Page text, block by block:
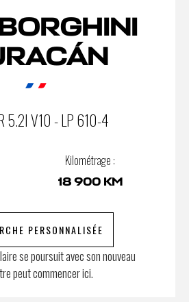
5.2I V10 - LP 610-4
Kilométrage :
18 900 KM
PERSONNALISÉE
se poursuit avec son nouveau
peut commencer ici.